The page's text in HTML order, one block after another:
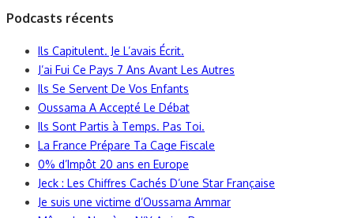
Podcasts récents
Ils Capitulent. Je L’avais Écrit.
J’ai Fui Ce Pays 7 Ans Avant Les Autres
Ils Se Servent De Vos Enfants
Oussama A Accepté Le Débat
Ils Sont Partis à Temps. Pas Toi.
La France Prépare Ta Cage Fiscale
0% d’Impôt 20 ans en Europe
Jeck : Les Chiffres Cachés D’une Star Française
Je suis une victime d’Oussama Ammar